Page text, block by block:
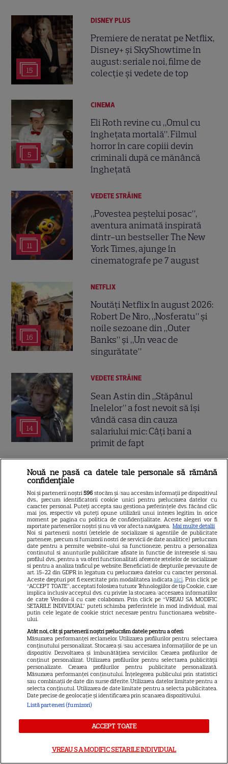
15
DISNEY PLUS
Premiere de neratat pe Netflix,
Disney+ și SkyShowtime în
august: seriale noi, filme de
colecție și vedete de top
5
CINEMA
Eli Roth revine cu „Omul cu
înghețata mortală”. Filmul
horror în care copiii devin
criminali după ce mănâncă
înghețată
11
VEDETE STRĂINE
„Povestea peștelui posac”,
aventura animată inspirată
dintr-un bestseller The New
York Times, ajunge în
cinematografe pe 7 august
16
NETFLIX
Noutăți Netflix în august 2026:
Robert De Niro, „Nosferatu” și
noile sezoane din „Outer
Banks” și „Un veac de
singurătate”
14
VEDETE STRĂINE
Sean Astin din „Stăpânul
Inelelor” a fost nevoit să își
vândă casa din cauza
salariului mic: Câți bani a
primit de fapt
14
VEDETE STRĂINE
regizorului premiat cu Oscar
care a realizat documentarul
despre viața sa. Filmul are 232
de minute
3
VEDETE STRĂINE
Marvel are un nou Black
Panther. David Jonsson preia
moștenirea lui Chadwick
Boseman
7
VEDETE STRĂINE
Ryan Gosling este noul Ghost
Rider din Universul Marvel.
Anunțul făcut la Comic-Con i-
a entuziasmat pe fani
DISNEY PLUS
„Diavolul se îmbracă de la
Nouă ne pasă ca datele tale personale să rămână
confidențiale
Noi și partenerii noștri596 stocăm și/sau accesăm informații pe dispozitivul
dvs., precum identificatorii cookie unici pentru prelucrarea datelor cu
caracter personal. Puteți accepta sau gestiona preferințele dvs. făcând clic
mai jos, respectiv vă puteți opune utilizării unui interes legitim în orice
moment pe pagina cu politica de confidențialitate. Aceste alegeri vor fi
raportate partenerilor noștri și nu vă vor afecta navigarea. Mai multe detalii
Noi si partenerii nostri (retelele de socializare si agentiile de publicitate
partenere, precum si furnizorii nostri de servicii de date analitice) prelucram
date pentru a permite website-ului sa functioneze, pentru a personaliza
continutul si anunturile publicitare afisate in functie de interesele si/sau
profilul dvs., pentru a va oferi functionalitati aferente retelelor de socializare
si pentru a analiza traficul pe website. Beneficiati de drepturile prevazute de
art. 15-22 din GDPR in legatura cu prelucrarea datelor cu caracter personal.
Aceste drepturi pot fi exercitate prin modalitatea indicataaici. Prin click pe
“ACCEPT TOATE”, acceptati folosirea tuturor Tehnologiilor de tip Cookie, care
implica inclusiv acceptul dvs. cu privire la stocarea/accesarea informatiilor
de catre Vendor-ii cu care colaboram. Prin click pe “VREAU SA MODIFIC
SETARILE INDIVIDUAL” puteti schimba preferintele in mod individual, mai
putin cele legate de cookie strict necesare pentru functionarea website-
ului.
Atât noi, cât și partenerii noștri prelucrăm datele pentru a oferi:
Măsurarea performanței reclamelor. Utilizarea profilurilor pentru selectarea
conținutului personalizat. Stocarea și/sau accesarea informațiilor de pe un
dispozitiv. Dezvoltarea și îmbunătățirea serviciilor. Crearea profilurilor de
conținut personalizat. Utilizarea profilurilor pentru selectarea publicității
personalizate. Crearea profilurilor pentru publicitate personalizată.
Măsurarea performanței conținutului. Înțelegerea publicului prin statistici
sau combinații de date din surse diferite. Utilizarea datelor limitate pentru a
selecta conținutul. Utilizarea de date limitate pentru a selecta publicitatea.
Date precise de geolocație și identificarea prin scanarea dispozitivului.
Listă parteneri (furnizori)
ACCEPT TOATE
VREAU SA MODIFIC SETARILE INDIVIDUAL